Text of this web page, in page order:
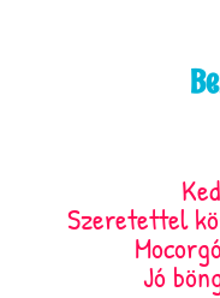
Szeretettel
Jó